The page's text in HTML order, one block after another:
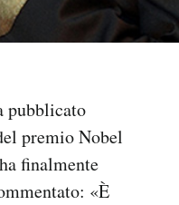
pubblicato
premio Nobel
finalmente
«È